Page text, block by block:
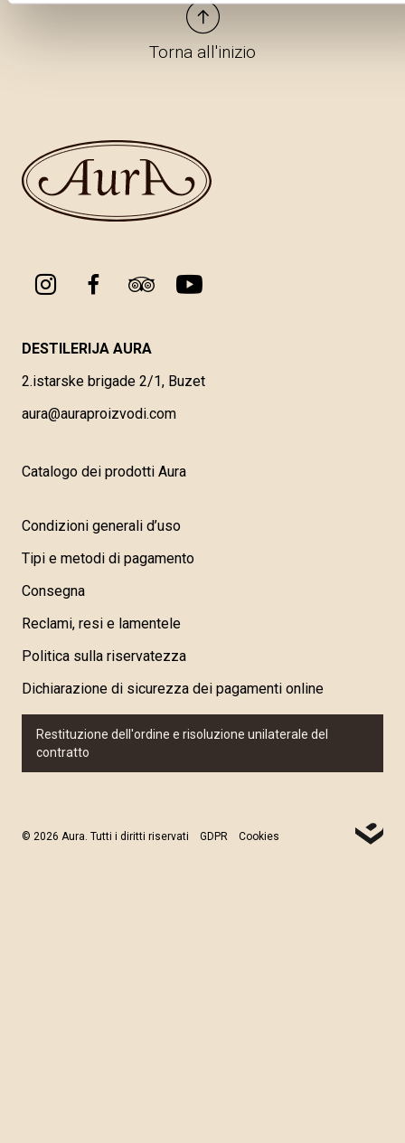
Torna all'inizio
DESTILERIJA AURA
2.istarske brigade 2/1, Buzet
aura@auraproizvodi.com
Catalogo dei prodotti Aura
Condizioni generali d’uso
Tipi e metodi di pagamento
Consegna
Reclami, resi e lamentele
Politica sulla riservatezza
Dichiarazione di sicurezza dei pagamenti online
Restituzione dell'ordine e risoluzione unilaterale del
contratto
© 2026 Aura. Tutti i diritti riservati GDPR Cookies